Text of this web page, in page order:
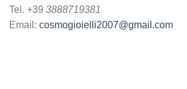
Tel. +39 3888719381
Email: cosmogioielli2007@gmail.com